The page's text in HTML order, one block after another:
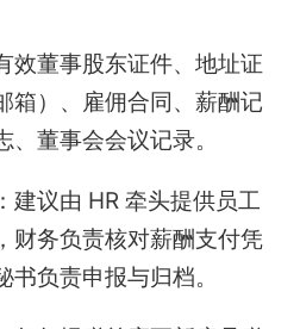
效董事股东证件、地址证
箱）、雇佣合同、薪酬记
、董事会会议记录。
建议由 HR 牵头提供员工
财务负责核对薪酬支付凭
书负责申报与归档。